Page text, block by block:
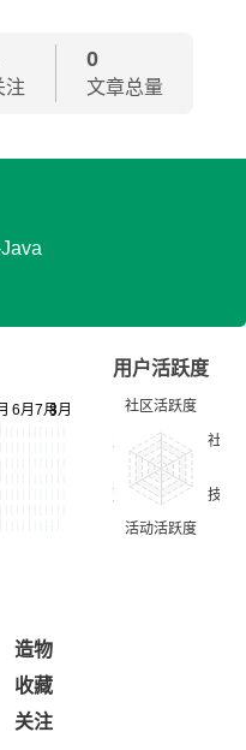
注
0
文章总量
用户活跃度
造物
收藏
关注